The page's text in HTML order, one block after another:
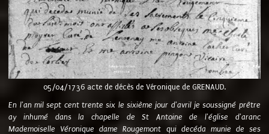
05/04/1736 acte de décès de Véronique de GRENAUD.
En l'an mil sept cent trente six le sixième jour d'avril je soussigné prêtre
ay inhumé dans la chapelle de St Antoine de l'église d'aranc
Mademoiselle Véronique dame Rougemont qui decéda munie de ses